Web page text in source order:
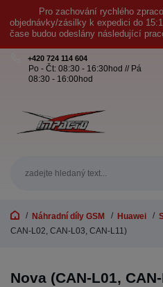
Pro zachování rychlého
objednávky/zásilky k expedici do
čase budou odeslány následující
+420 724 114 604
Po - Čt: 08:30 - 16:30hod // Pá
08:30 - 16:00hod
Náhradní díly GSM Huawei
CAN-L02, CAN-L03, CAN-L11)
Nova (CAN-L01,